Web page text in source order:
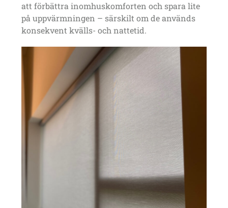
att förbättra inomhuskomforten och spara lite
på uppvärmningen – särskilt om de används
konsekvent kvälls- och nattetid.